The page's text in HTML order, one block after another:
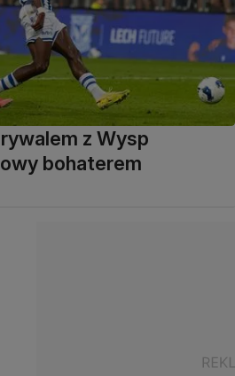
z Wysp
bohaterem